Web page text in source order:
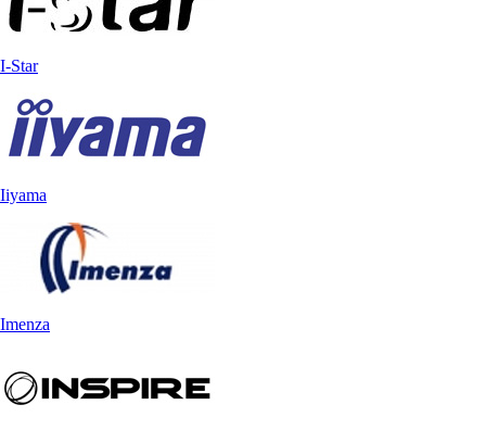
I-Star
Iiyama
Imenza